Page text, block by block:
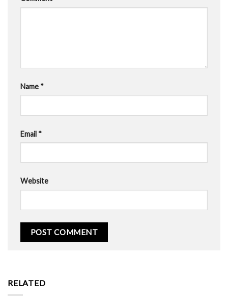
Name *
Email *
Website
RELATED